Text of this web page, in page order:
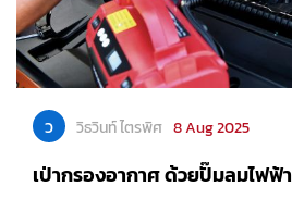
ว วิธวินท์ ไตรพิศ 8 Aug 2025
เป่ากรองอากาศ ด้วยปั๊มลมไฟฟ้า